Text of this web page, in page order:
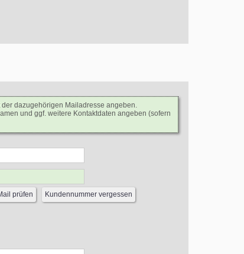
dazugehörigen Mailadresse angeben.
und ggf. weitere Kontaktdaten angeben (sofern